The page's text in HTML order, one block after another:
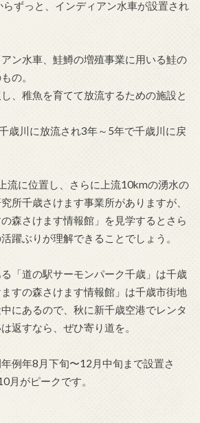
ずっと、インディアン水車が設置され
ン水車、鮭鱒の増殖事業に用いる鮭の
の。
、稚魚を育てて放流するための施設と
歳川に放流され3年～5年で千歳川に戻
流に位置し、さらに上流10kmの湧水の
所千歳さけます事業所がありますが、
森さけます情報館」を見学するとさら
躍ぶりが理解できることでしょう。
「道の駅サーモンパーク千歳」は千歳
すの森さけます情報館」は千歳市街地
にあるので、秋に新千歳空港でレンタ
返すなら、ぜひ寄り道を。
例年8月下旬〜12月中旬まで設置さ
月がピークです。